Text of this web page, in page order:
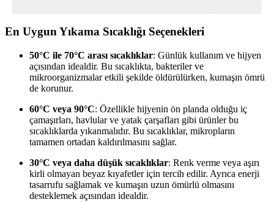
En Uygun Yıkama Sıcaklığı Seçenekleri
50°C ile 70°C arası sıcaklıklar: Günlük kullanım ve hijyen
açısından idealdir. Bu sıcaklıkta, bakteriler ve
mikroorganizmalar etkili şekilde öldürülürken, kumaşın ömrü
de korunur.
60°C veya 90°C: Özellikle hijyenin ön planda olduğu iç
çamaşırları, havlular ve yatak çarşafları gibi ürünler bu
sıcaklıklarda yıkanmalıdır. Bu sıcaklıklar, mikropların
tamamen ortadan kaldırılmasını sağlar.
30°C veya daha düşük sıcaklıklar: Renk verme veya aşırı
kirli olmayan beyaz kıyafetler için tercih edilir. Ayrıca enerji
tasarrufu sağlamak ve kumaşın uzun ömürlü olmasını
desteklemek açısından idealdir.